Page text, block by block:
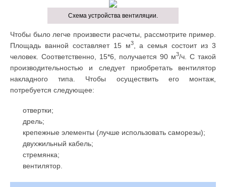
Схема устройства вентиляции.
Чтобы было легче произвести расчеты, рассмотрите пример.
Площадь ванной составляет 15 м3, а семья состоит из 3
человек. Соответственно, 15*6, получается 90 м3/ч. С такой
производительностью и следует приобретать вентилятор
накладного типа. Чтобы осуществить его монтаж,
потребуется следующее:
отвертки;
дрель;
крепежные элементы (лучше использовать саморезы);
двухжильный кабель;
стремянка;
вентилятор.